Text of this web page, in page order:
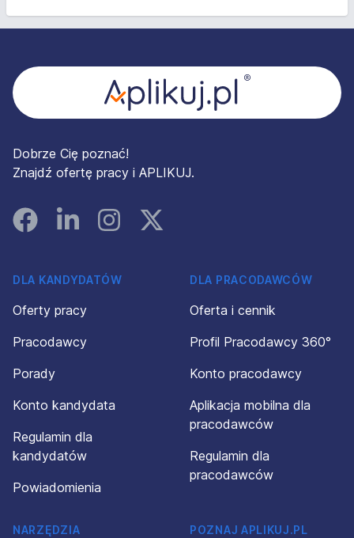
Dobrze Cię poznać!
Znajdź ofertę pracy i APLIKUJ.
FacebookLinked InInstagramInstagram
DLA KANDYDATÓW
Oferty pracy
Pracodawcy
Porady
Konto kandydata
Regulamin dla
kandydatów
Powiadomienia
DLA PRACODAWCÓW
Oferta i cennik
Profil Pracodawcy 360°
Konto pracodawcy
Aplikacja mobilna dla
pracodawców
Regulamin dla
pracodawców
NARZĘDZIA
POZNAJ APLIKUJ.PL